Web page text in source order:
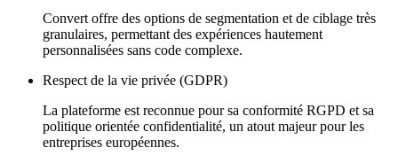
Convert offre des options de segmentation et de ciblage très
granulaires, permettant des expériences hautement
personnalisées sans code complexe.
Respect de la vie privée (GDPR)
La plateforme est reconnue pour sa conformité RGPD et sa
politique orientée confidentialité, un atout majeur pour les
entreprises européennes.